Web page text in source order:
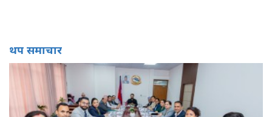
थप समाचार